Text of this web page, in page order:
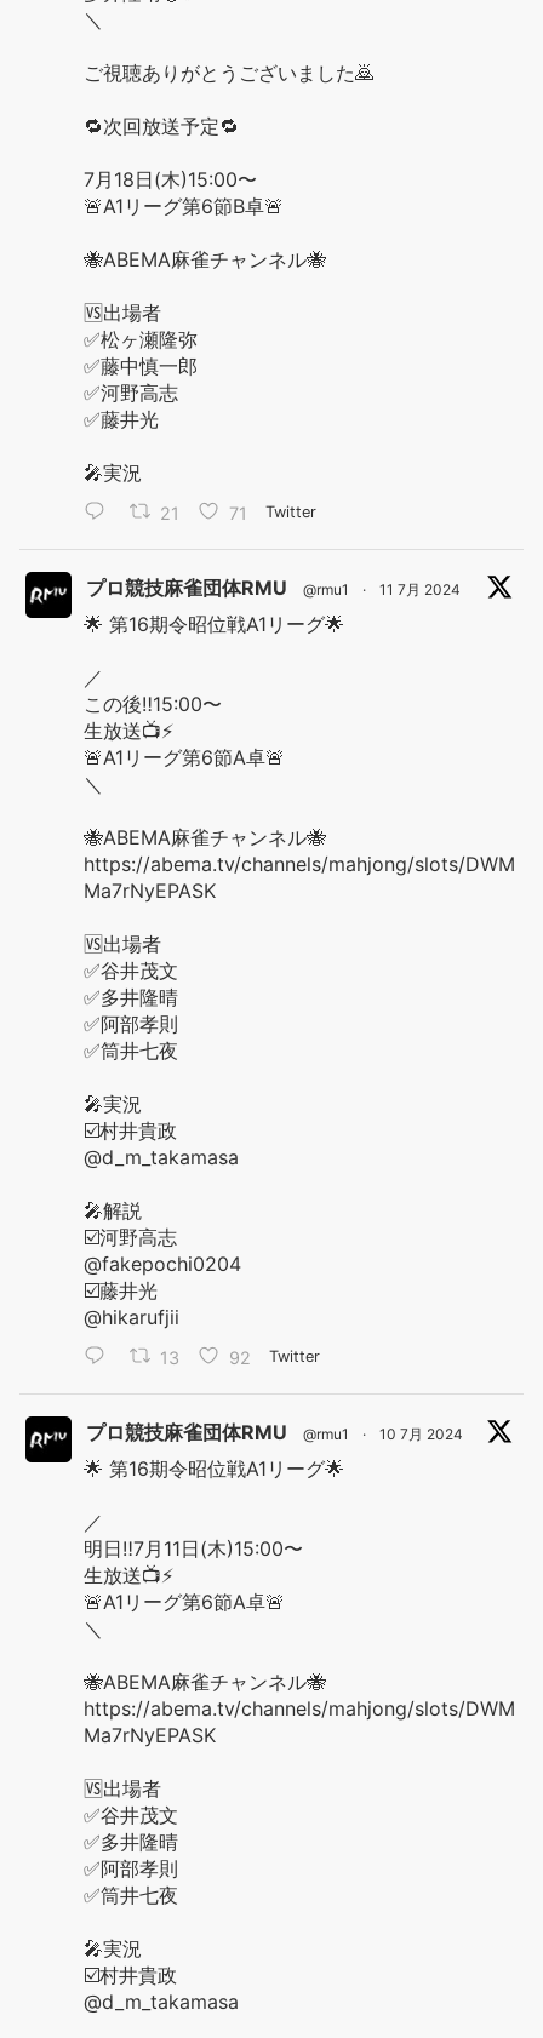
＼
ご視聴ありがとうございました🙇
🔁次回放送予定🔁
7月18日(木)15:00〜
🚨A1リーグ第6節B卓🚨
🐝ABEMA麻雀チャンネル🐝
🆚出場者
✅松ヶ瀬隆弥
✅藤中慎一郎
✅河野高志
✅藤井光
🎤実況
21 71 Twitter
プロ競技麻雀団体RMU @rmu1 · 11 7月 2024
🌟 第16期令昭位戦A1リーグ🌟
／
この後‼️15:00〜
生放送📺⚡️
🚨A1リーグ第6節A卓🚨
＼
🐝ABEMA麻雀チャンネル🐝
https://abema.tv/channels/mahjong/slots/DWM
Ma7rNyEPASK
🆚出場者
✅谷井茂文
✅多井隆晴
✅阿部孝則
✅筒井七夜
🎤実況
☑️村井貴政
@d_m_takamasa
🎤解説
☑️河野高志
@fakepochi0204
☑️藤井光
@hikarufjii
13 92 Twitter
プロ競技麻雀団体RMU @rmu1 · 10 7月 2024
🌟 第16期令昭位戦A1リーグ🌟
／
明日‼️7月11日(木)15:00〜
生放送📺⚡️
🚨A1リーグ第6節A卓🚨
＼
🐝ABEMA麻雀チャンネル🐝
https://abema.tv/channels/mahjong/slots/DWM
Ma7rNyEPASK
🆚出場者
✅谷井茂文
✅多井隆晴
✅阿部孝則
✅筒井七夜
🎤実況
☑️村井貴政
@d_m_takamasa